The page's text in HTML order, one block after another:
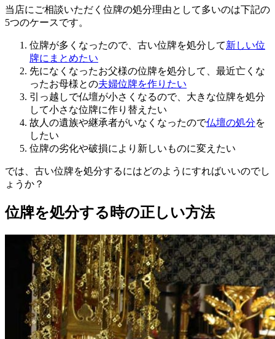
当店にご相談いただく位牌の処分理由として多いのは下記の
5つのケースです。
位牌が多くなったので、古い位牌を処分して新しい位
牌にまとめたい
先になくなったお父様の位牌を処分して、最近亡くな
ったお母様との夫婦位牌を作りたい
引っ越しで仏壇が小さくなるので、大きな位牌を処分
して小さな位牌に作り替えたい
故人の遺族や継承者がいなくなったので仏壇の処分を
したい
位牌の劣化や破損により新しいものに変えたい
では、古い位牌を処分するにはどのようにすればいいのでし
ょうか？
位牌を処分する時の正しい方法